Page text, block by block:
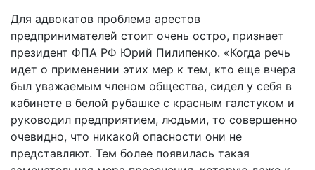
Для адвокатов проблема арестов
предпринимателей стоит очень остро, признает
президент ФПА РФ Юрий Пилипенко. «Когда речь
идет о применении этих мер к тем, кто еще вчера
был уважаемым членом общества, сидел у себя в
кабинете в белой рубашке с красным галстуком и
руководил предприятием, людьми, то совершенно
очевидно, что никакой опасности они не
представляют. Тем более появилась такая